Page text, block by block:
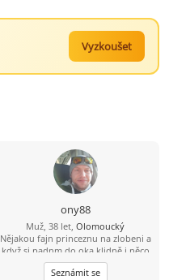
Vyzkoušet
ony88
Muž, 38 let, Olomoucký
Nějakou fajn princeznu na zlobeni a
když si padnm do oka klidně i něco
vic
Seznámit se